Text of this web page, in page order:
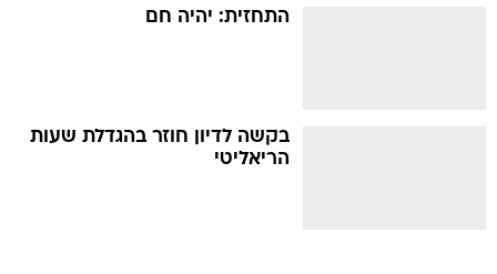
התחזית: יהיה חם
בקשה לדיון חוזר בהגדלת שעות
הריאליטי